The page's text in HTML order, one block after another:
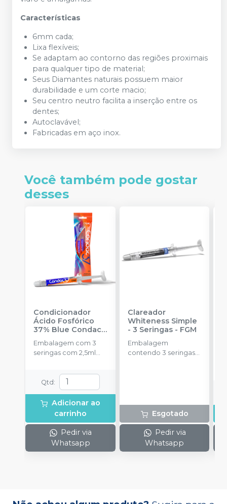
Características
6mm cada;
Lixa flexíveis;
Se adaptam ao contorno das regiões proximais
para qualquer tipo de material;
Seus Diamantes naturais possuem maior
durabilidade e um corte macio;
Seu centro neutro facilita a inserção entre os
dentes;
Autoclavável;
Fabricadas em aço inox.
Você também pode gostar
desses
Condicionador
Ácido Fosfórico
37% Blue Condac-
FGM
Embalagem com 3
seringas com 2,5ml
ponteiras para
aplicação.
Qtd :
Adicionar ao
carrinho
Pedir via
Whatsapp
Clareador
Whiteness Simple
- 3 Seringas- FGM
Embalagem
contendo 3 seringas
Esgotado
Pedir via
Whatsapp